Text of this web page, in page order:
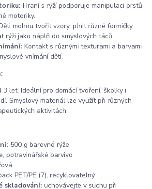
Hraní s rýží podporuje manipulaci prstů
motoriky.
mohou tvořit vzory, plnit různé formičky
rýži jako náplň do smyslových táců.
Kontakt s různými texturami a barvami
vnímání dětí.
3 let. Ideální pro domácí tvoření, školky i
Smyslový materiál lze využít při různých
aktivitách.
500 g barevné rýže
potravinářské barvivo
PET/PE (7), recyklovatelný
skladování: uchovávejte v suchu při